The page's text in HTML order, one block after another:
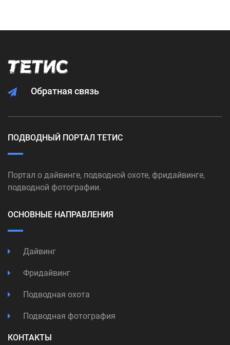
Обратная связь
ПОДВОДНЫЙ ПОРТАЛ ТЕТИС
Портал о дайвинге, подводной охоте, фридайвинге,
подводной фотографии.
ОСНОВНЫЕ НАПРАВЛЕНИЯ
Дайвинг
Фридайвинг
Подводная охота
Подводная фотография
КОНТАКТЫ